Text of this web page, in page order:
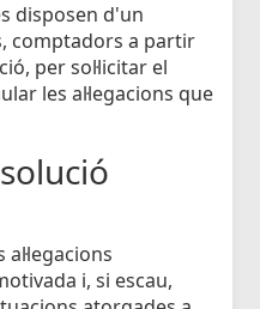
disposen d'un
comptadors a partir
per sol·licitar el
les al·legacions que
i, si escau,